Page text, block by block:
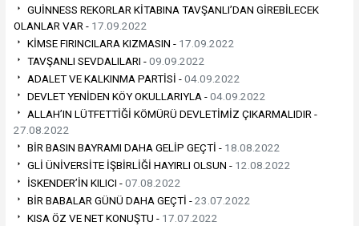
GUİNNESS REKORLAR KİTABINA TAVŞANLI’DAN GİREBİLECEK
OLANLAR VAR - 17.09.2022
KİMSE FIRINCILARA KIZMASIN - 17.09.2022
TAVŞANLI SEVDALILARI -09.09.2022
ADALET VE KALKINMA PARTİSİ -04.09.2022
DEVLET YENİDEN KÖY OKULLARIYLA -04.09.2022
ALLAH’IN LÜTFETTİĞİ KÖMÜRÜ DEVLETİMİZ ÇIKARMALIDIR -
27.08.2022
BİR BASIN BAYRAMI DAHA GELİP GEÇTİ - 18.08.2022
GLİ ÜNİVERSİTE İŞBİRLİĞİ HAYIRLI OLSUN - 12.08.2022
İSKENDER’İN KILICI -07.08.2022
BİR BABALAR GÜNÜ DAHA GEÇTİ -23.07.2022
KISA ÖZ VE NET KONUŞTU - 17.07.2022